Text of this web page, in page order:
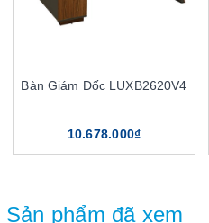
Bàn Giám Đốc LUXB2620V4
10.678.000₫
Sản phẩm đã xem